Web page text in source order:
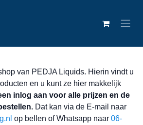
van PEDJA Liquids. Hierin vindt u
en u kunt ze hier makkelijk
inlog aan voor alle prijzen en
te bestellen.Dat kan via de E-mail
op bellen of Whatsapp naar